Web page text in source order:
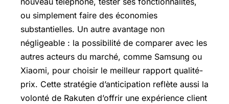
ou simplement faire des économies
substantielles. Un autre avantage non
négligeable : la possibilité de comparer avec les
autres acteurs du marché, comme Samsung ou
Xiaomi, pour choisir le meilleur rapport qualité-
prix. Cette stratégie d’anticipation reflète aussi la
volonté de Rakuten d’offrir une expérience client